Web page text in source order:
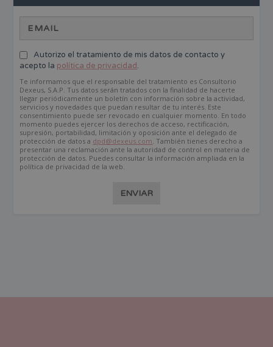
Autorizo el tratamiento de mis datos de contacto y
acepto la política de privacidad.
Te informamos que el responsable del tratamiento es Consultorio
Dexeus, S.A.P. Tus datos serán tratados con la finalidad de hacerte
llegar periódicamente un boletín con información sobre la actividad,
servicios y novedades que puedan resultar de tu interés. Este
consentimiento puede ser revocado en cualquier momento. En todo
momento puedes ejercer los derechos de acceso, rectificación,
supresión, portabilidad, limitación y oposición ante el delegado de
protección de datos a dpd@dexeus.com . También tienes derecho a
presentar una reclamación ante la autoridad de control en materia de
protección de datos. Puedes consultar la información ampliada en la
política de privacidad de la web.
ENVIAR